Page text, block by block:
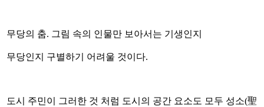
무당의 춤. 그림 속의 인물만 보아서는 기생인지
무당인지 구별하기 어려울 것이다.
도시 주민이 그러한 것 처럼 도시의 공간 요소도 모두 성소(聖